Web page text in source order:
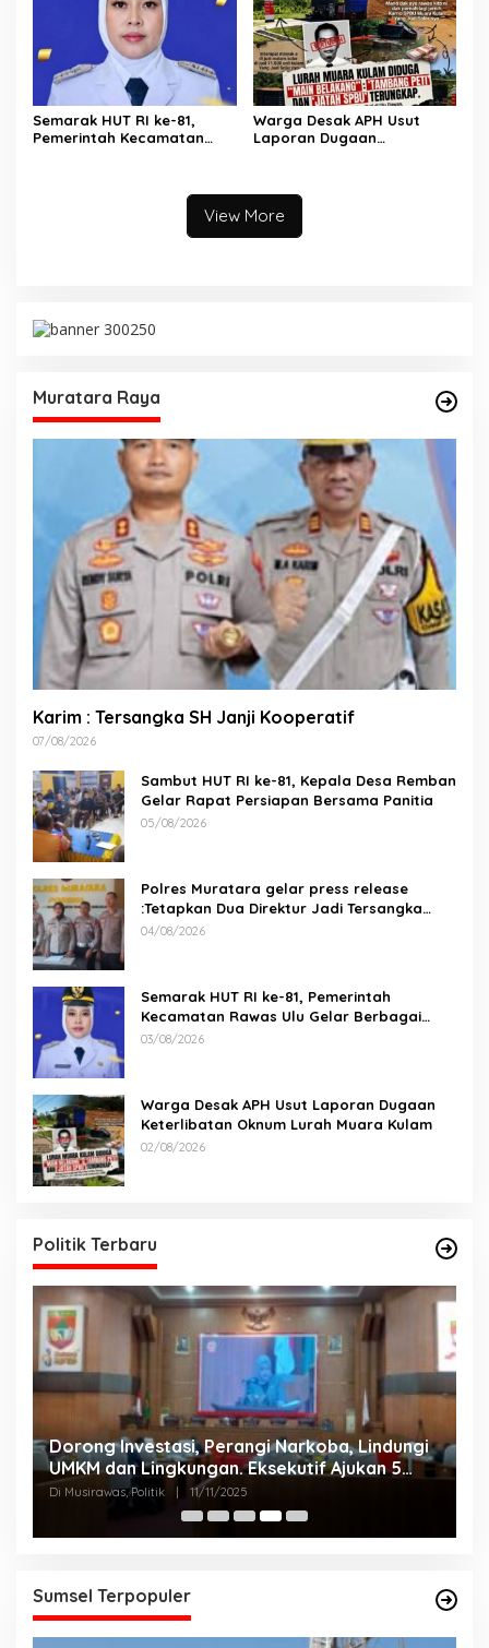
Tangki BBM Tewaskan 19
Orang
Semarak HUT RI ke-81,
Pemerintah Kecamatan
Warga Desak APH Usut
Laporan Dugaan
View More
Muratara Raya
Karim : Tersangka SH Janji Kooperatif
07/08/2026
Sambut HUT RI ke-81, Kepala Desa Remban
Gelar Rapat Persiapan Bersama Panitia
05/08/2026
Polres Muratara gelar press release
:Tetapkan Dua Direktur Jadi Tersangka
Kecelakaan Maut antara Bus ALS dan
04/08/2026
Semarak HUT RI ke-81, Pemerintah
Kecamatan Rawas Ulu Gelar Berbagai
Lomba
03/08/2026
Warga Desak APH Usut Laporan Dugaan
Keterlibatan Oknum Lurah Muara Kulam
02/08/2026
Politik Terbaru
Dorong Investasi, Perangi Narkoba, Lindungi
UMKM dan Lingkungan. Eksekutif Ajukan 5
Raperda Strategis.
Di Musirawas, Politik | 11/11/2025
Sumsel Terpopuler